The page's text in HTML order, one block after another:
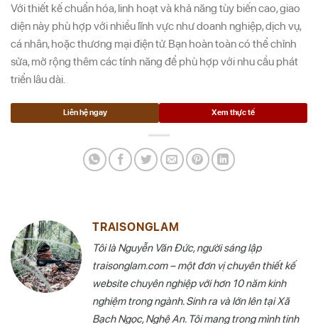
Với thiết kế chuẩn hóa, linh hoạt và khả năng tùy biến cao, giao
diện này phù hợp với nhiều lĩnh vực như doanh nghiệp, dịch vụ,
cá nhân, hoặc thương mại điện tử. Bạn hoàn toàn có thể chỉnh
sửa, mở rộng thêm các tính năng để phù hợp với nhu cầu phát
triển lâu dài.
Liên hệ ngay Xem thực tế
TRAISONGLAM
Tôi là Nguyễn Văn Đức, người sáng lập
traisonglam.com – một đơn vị chuyên thiết kế
website chuyên nghiệp với hơn 10 năm kinh
nghiệm trong ngành. Sinh ra và lớn lên tại Xã
Bạch Ngọc, Nghệ An. Tôi mang trong mình tinh